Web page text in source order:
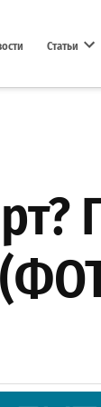
Статьи